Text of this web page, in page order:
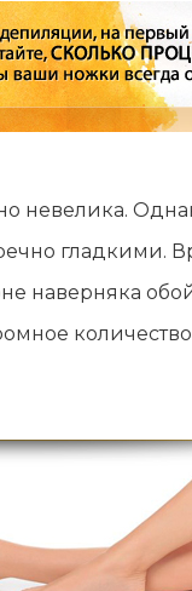
невелика.
гладкими.
наверняка